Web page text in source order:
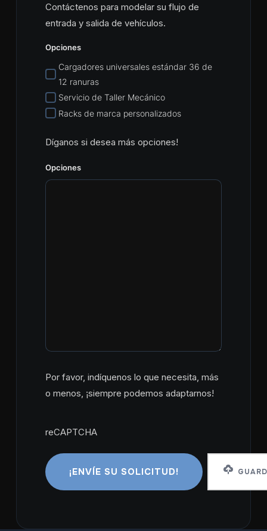
Contáctenos para modelar su flujo de
entrada y salida de vehículos.
Opciones
Cargadores universales estándar 36 de
12 ranuras
Servicio de Taller Mecánico
Racks de marca personalizados
Díganos si desea más opciones!
Opciones
Por favor, indíquenos lo que necesita, más
o menos, ¡siempre podemos adaptarnos!
reCAPTCHA